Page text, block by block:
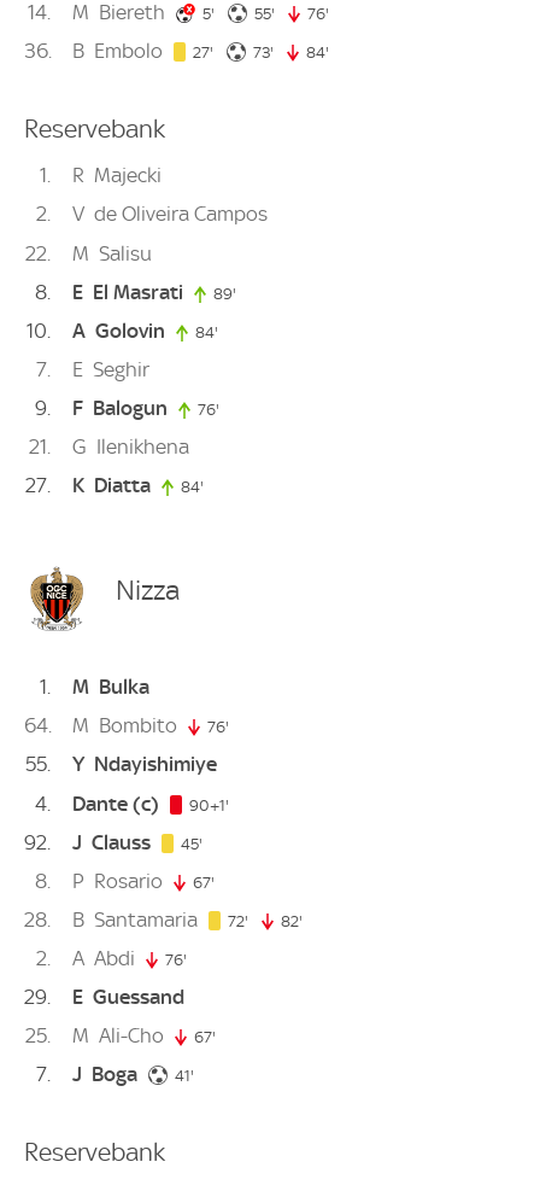
14 M Biereth 5' 5. minute
55' 55. minute
76'
36 B Embolo 27' 27. minute
73' 73. minute
84'
Reservebank
1 R Majecki
2
V de Oliveira Campos
22
M Salisu
8
E El Masrati 89'
10 A Golovin 84'
7 E Seghir
9
F Balogun 76'
21 G Ilenikhena
27
K Diatta 84'
Nizza
1 M Bulka
64
M Bombito 76'
55 Y Ndayishimiye
4
Dante (c) 90+1'
92 J Clauss 45'
8 P Rosario 67'
28 B Santamaria 72' 72. minute
82'
2 A Abdi 76'
29 E Guessand
25
M Ali-Cho 67'
7 J Boga 41'
Reservebank